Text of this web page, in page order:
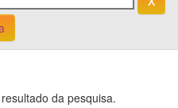
da pesquisa.